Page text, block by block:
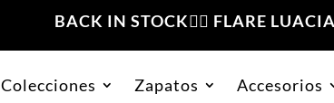
BACK IN STOCK❤️‍🔥 FLARE
Colecciones Zapatos Accesorios